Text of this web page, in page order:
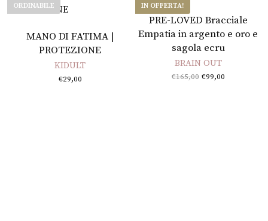
ORDINABILE
MANO DI FATIMA |
PROTEZIONE
KIDULT
€29,00
IN OFFERTA!
Aggiungi al carrello
PRE-LOVED Bracciale
Empatia in argento e oro e
sagola ecru
BRAIN OUT
€165,00 Il prezzo
€99,00